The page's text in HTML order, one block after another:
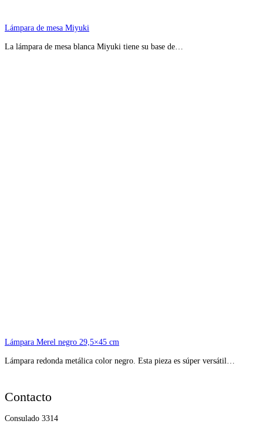
Lámpara de mesa Miyuki
La lámpara de mesa blanca Miyuki tiene su base de…
Lámpara Merel negro 29,5×45 cm
Lámpara redonda metálica color negro. Esta pieza es súper versátil…
Contacto
Consulado 3314